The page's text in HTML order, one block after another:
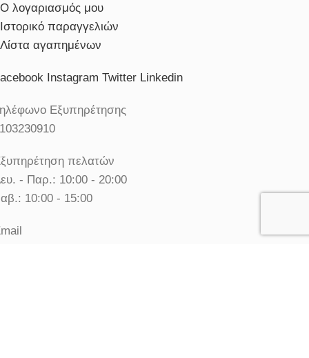
Ο λογαριασμός μου
Ιστορικό παραγγελιών
Λίστα αγαπημένων
Instagram Twitter Linkedin
Εξυπηρέτησης
πελατών
- Παρ.: 10:00 - 20:00
10:00 - 15:00